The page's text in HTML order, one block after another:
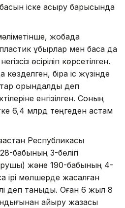
іске асыру барысында
жобада
құбырлар мен басқа да
өсіріліп көрсетілген.
бірақ іс жүзінде
орындалды деп
енгізілген. Соның
6,4 млрд теңгеден астам
Республикасы
бабының 3-бөлігі
және 190-бабының 4-
ірі мөлшерде жасалған
деп таныды. Оған 6 жыл 8
айыру жазасы